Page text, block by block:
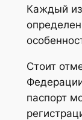
Каждый из
Стоит
паспорт